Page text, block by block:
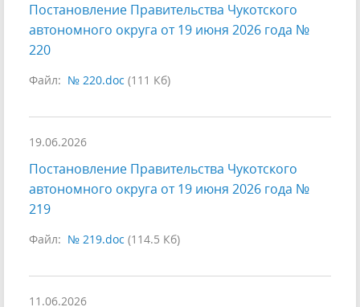
Постановление Правительства Чукотского
автономного округа от 19 июня 2026 года №
220
Файл: № 220.doc (111 Кб)
19.06.2026
Постановление Правительства Чукотского
автономного округа от 19 июня 2026 года №
219
Файл: № 219.doc (114.5 Кб)
11.06.2026